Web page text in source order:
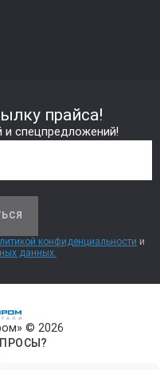
прайса!
и спецпредложений!
конфиденциальности и
данных.
© 2026